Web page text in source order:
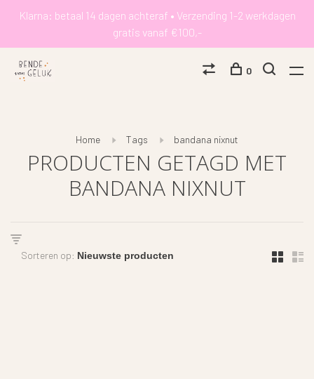
Klarna: betaal 14 dagen achteraf • Verzending 1-2 werkdagen
gratis vanaf €100,-
0
Home Tags bandana nixnut
PRODUCTEN GETAGD MET
BANDANA NIXNUT
Sorteren op: